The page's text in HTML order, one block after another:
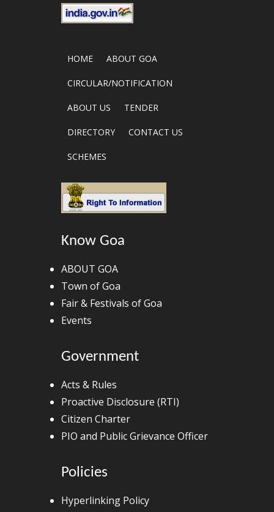
HOME ABOUT GOA
CIRCULAR/NOTIFICATION
ABOUT US TENDER
DIRECTORY CONTACT US
SCHEMES
Know Goa
ABOUT GOA
Town of Goa
Fair & Festivals of Goa
Events
Government
Acts & Rules
Proactive Disclosure (RTI)
Citizen Charter
PIO and Public Grievance Officer
Policies
Hyperlinking Policy